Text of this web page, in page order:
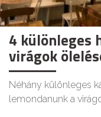
4 különleges
virágok
Néhány különleges
lemondanunk a